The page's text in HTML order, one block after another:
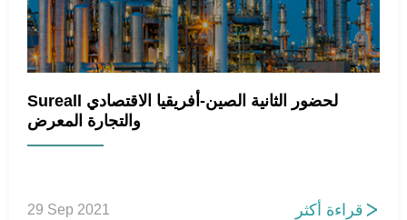
Sureall لحضور الثانية الصين-أفريقيا الاقتصادي
والتجارة المعرض
29 Sep 2021 قراءة أكثر 